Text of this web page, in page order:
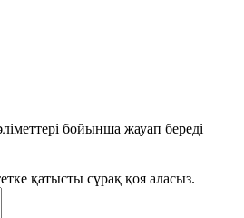
бойынша жауап береді
қатысты сұрақ қоя аласыз.